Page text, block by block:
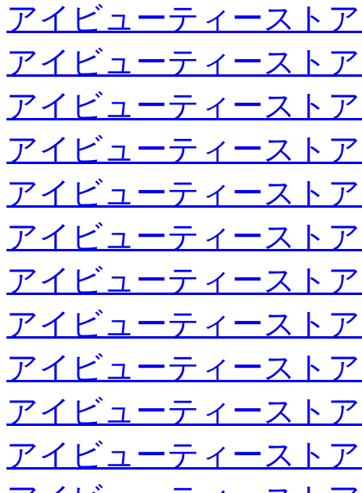
アイビューティースト
アイビューティースト
アイビューティースト
アイビューティースト
アイビューティースト
アイビューティースト
アイビューティースト
アイビューティースト
アイビューティースト
アイビューティースト
アイビューティースト